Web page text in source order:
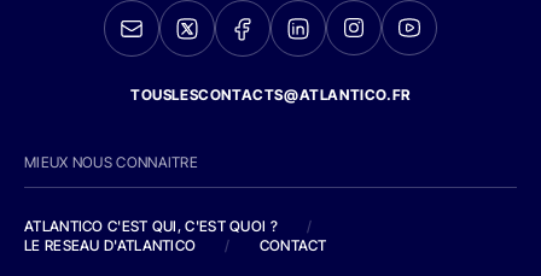
TOUSLESCONTACTS@ATLANTICO.FR
MIEUX NOUS CONNAITRE
ATLANTICO C'EST QUI, C'EST QUOI ?
/
LE RESEAU D'ATLANTICO
/ CONTACT